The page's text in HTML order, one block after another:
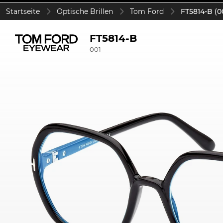
Startseite Optische Brillen Tom Ford FT5814-B
FT5814-B
001